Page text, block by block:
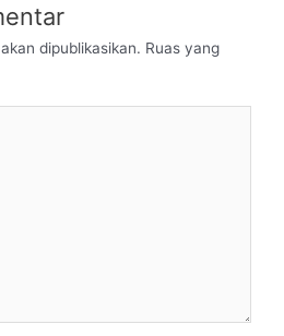
dipublikasikan. Ruas yang